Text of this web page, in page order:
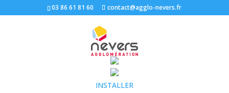
03 86 61 81 60 contact@agglo-nevers.fr
INSTALLER